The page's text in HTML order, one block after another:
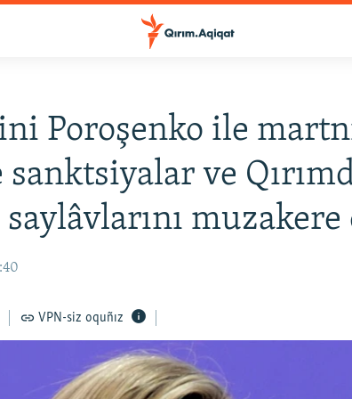
Poroşenko ile
sanktsiyalar ve
muzakere
VPN-siz oquñız